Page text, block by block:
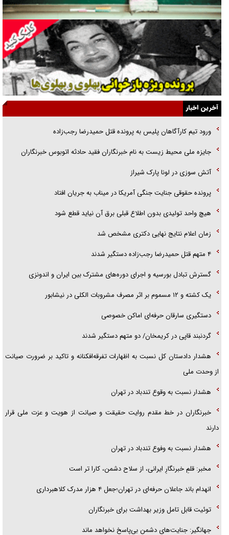
راننده مست به قانون می‌خندد
همه آقای دوربینی شده‌ایم!
قصه ناتمام سرویس مدارس
آیا مقاومت فلسطین خلع‌سلاح می‌شود؟
الگوی وحدت‌آفرین در ادراک سیاست خارجی
گفتگوی دکتر اخوان مدیرمسئول روزنامه جوان با برنامه تلویزیونی «نبرد
هرمز»
امام حسین (ع) کشته سیرت‌های عصر جاهلی شد
فریاد‌ها و ناله‌های دوستان مبارزدلم را آتش می‌زد
آخرین اخبار
ورود تیم کارآگاهان پلیس به پرونده قتل حمیدرضا رجب‌زاده
جایزه ملی محیط زیست به نام خبرنگاران فقید حادثه اتوبوس خبرنگاران
آتش سوزی در لونا پارک شیراز
پرونده حقوقی جنایت جنگی آمریکا در میناب به جریان افتاد
هیچ واحد تولیدی بدون اطلاع قبلی برق آن نیاید قطع شود
زمان اعلام نتایج نهایی دکتری مشخص شد
۴ متهم قتل حمیدرضا رجب‌زاده دستگیر شدند
گسترش تبادل بورسیه و اجرای دوره‌های مشترک بین ایران و اندونزی
یک کشته و ۱۲ مسموم بر اثر مصرف مشروبات الکلی در نیشابور
دستگیری سارقان حرفه‌ای اماکن خصوصی
گردنبند قاپی در کریمخان/ دو متهم دستگیر شدند
هشدار دادستان کل نسبت به اظهارات تفرقه‌افکنانه و تاکید بر ضرورت صیانت
از وحدت ملی
هشدار نسبت به وقوع تندباد در تهران
خبرنگاران در خط مقدم روایت حقیقت و صیانت از هویت و عزت ملی قرار
دارند
هشدار نسبت به وفوع تندباد در تهران
مخبر: قلمِ خبرنگارِ ایرانی، از سلاح دشمن، کارا تر است
انهدام باند جاعلان حرفه‌ای در تهران؛جعل ۴ هزار مدرک کلاهبرداری
توئیت قابل تامل وزیر بهداشت برای خبرنگاران
جهانگیر: جنایت‌های دشمن بی‌پاسخ نخواهد ماند